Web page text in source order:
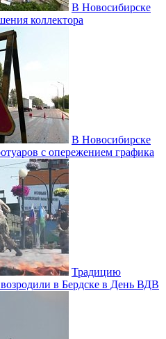
В Новосибирске
коллектора
В Новосибирске
с опережением графика
Традицию
в Бердске в День ВДВ